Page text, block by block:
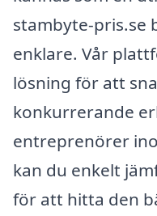
stambyte-pris.se
enklare. Vår
lösning för att
konkurrerande
entreprenörer
kan du enkelt
för att hitta den